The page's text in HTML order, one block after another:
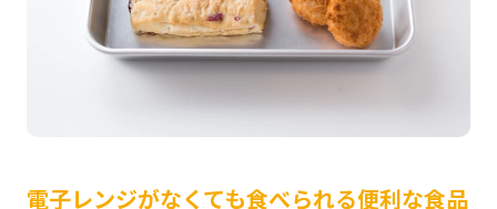
電子レンジがなくても食べられる便利な食品